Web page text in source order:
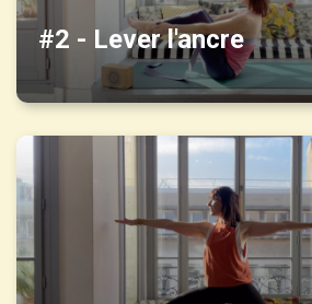
#2 - Lever l'ancre